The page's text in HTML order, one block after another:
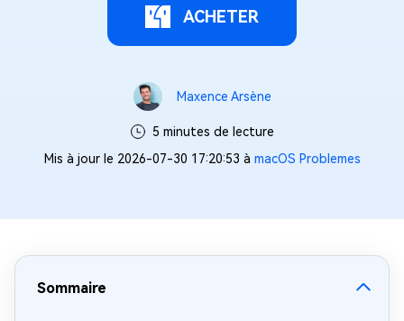
ACHETER
Maxence Arsène
5 minutes de lecture
Mis à jour le 2026-07-30 17:20:53 à macOS Problemes
Sommaire